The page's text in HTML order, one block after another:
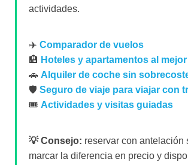
actividades.
✈️ Comparador de vuelos
🏨 Hoteles y apartamentos al
🚗 Alquiler de coche sin
🛡️ Seguro de viaje para viajar con
🎟️ Actividades y visitas guiadas
💡 Consejo: reservar con antelación
marcar la diferencia en precio y